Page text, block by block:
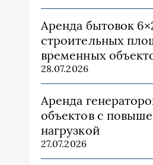
Аренда бытовок
строительных
временных
28.07.2026
Аренда
объектов с
нагрузкой
27.07.2026